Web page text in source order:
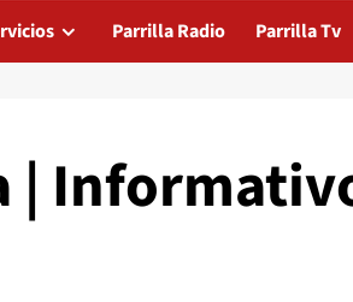
Parrilla Radio Parrilla Tv
|